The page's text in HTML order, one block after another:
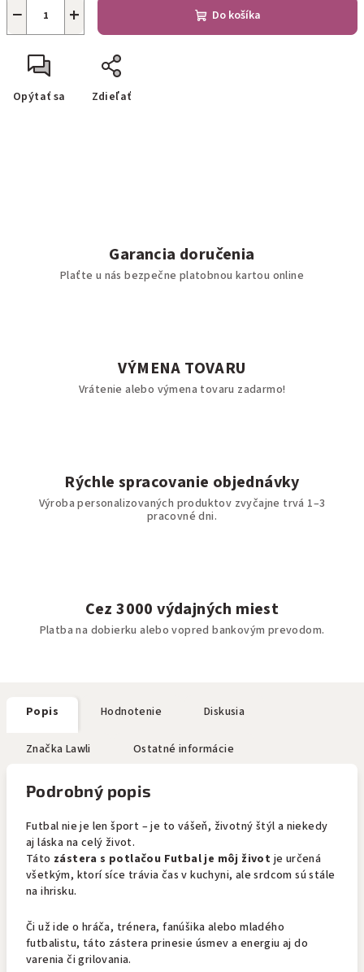
+
− Do košíka
Opýtať sa Zdieľať
Garancia doručenia
Plaťte u nás bezpečne platobnou kartou online
VÝMENA TOVARU
Vrátenie alebo výmena tovaru zadarmo!
Rýchle spracovanie objednávky
Výroba personalizovaných produktov zvyčajne trvá 1–3
pracovné dni.
Cez 3000 výdajných miest
Platba na dobierku alebo vopred bankovým prevodom.
Popis Hodnotenie Diskusia
Značka Lawli Ostatné informácie
Podrobný popis
Futbal nie je len šport – je to vášeň, životný štýl a niekedy
aj láska na celý život.
Táto zástera s potlačou Futbal je môj život je určená
všetkým, ktorí síce trávia čas v kuchyni, ale srdcom sú stále
na ihrisku.
Či už ide o hráča, trénera, fanúšika alebo mladého
futbalistu, táto zástera prinesie úsmev a energiu aj do
varenia či grilovania.